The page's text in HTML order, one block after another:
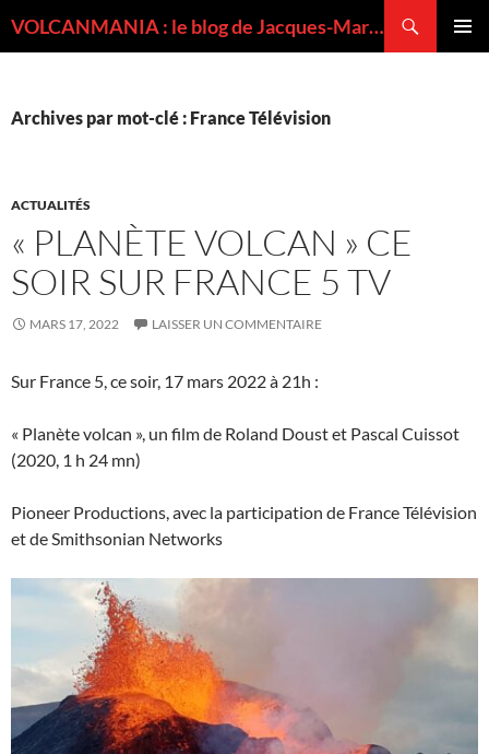
VOLCANMANIA : le blog de Jacques-Marie BARDINTZEFF, volcanologue
Archives par mot-clé : France Télévision
ACTUALITÉS
« PLANÈTE VOLCAN » CE
SOIR SUR FRANCE 5 TV
MARS 17, 2022 LAISSER UN COMMENTAIRE
Sur France 5, ce soir, 17 mars 2022 à 21h :
« Planète volcan », un film de Roland Doust et Pascal Cuissot
(2020, 1 h 24 mn)
Pioneer Productions, avec la participation de France Télévision
et de Smithsonian Networks